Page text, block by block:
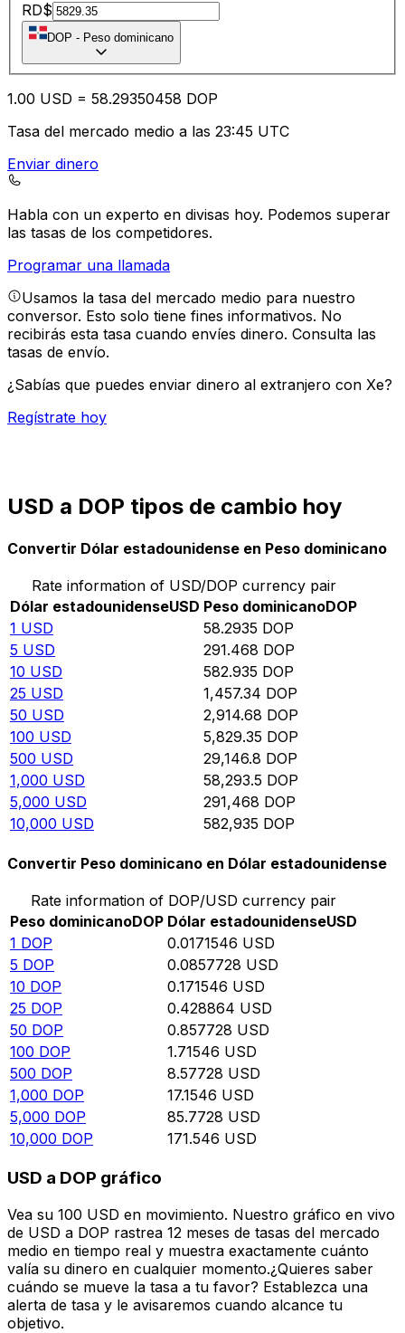
RD$
DOP - Peso dominicano
1.00 USD = 58.29350458 DOP
Tasa del mercado medio a las 23:45 UTC
Enviar dinero
Habla con un experto en divisas hoy. Podemos superar
las tasas de los competidores.
Programar una llamada
Usamos la tasa del mercado medio para nuestro
conversor. Esto solo tiene fines informativos. No
recibirás esta tasa cuando envíes dinero. Consulta las
tasas de envío.
¿Sabías que puedes enviar dinero al extranjero con Xe?
Regístrate hoy
USD a DOP tipos de cambio hoy
Convertir Dólar estadounidense en Peso dominicano
Rate information of USD/DOP currency pair
Dólar estadounidenseUSD Peso dominicanoDOP
1 USD 58.2935 DOP
5 USD 291.468 DOP
10 USD 582.935 DOP
25 USD 1,457.34 DOP
50 USD 2,914.68 DOP
100 USD 5,829.35 DOP
500 USD 29,146.8 DOP
1,000 USD 58,293.5 DOP
5,000 USD 291,468 DOP
10,000 USD 582,935 DOP
Convertir Peso dominicano en Dólar estadounidense
Rate information of DOP/USD currency pair
Peso dominicanoDOP Dólar estadounidenseUSD
1 DOP 0.0171546 USD
5 DOP 0.0857728 USD
10 DOP 0.171546 USD
25 DOP 0.428864 USD
50 DOP 0.857728 USD
100 DOP 1.71546 USD
500 DOP 8.57728 USD
1,000 DOP 17.1546 USD
5,000 DOP 85.7728 USD
10,000 DOP 171.546 USD
USD a DOP gráfico
Vea su 100 USD en movimiento. Nuestro gráfico en vivo
de USD a DOP rastrea 12 meses de tasas del mercado
medio en tiempo real y muestra exactamente cuánto
valía su dinero en cualquier momento.¿Quieres saber
cuándo se mueve la tasa a tu favor? Establezca una
alerta de tasa y le avisaremos cuando alcance tu
objetivo.